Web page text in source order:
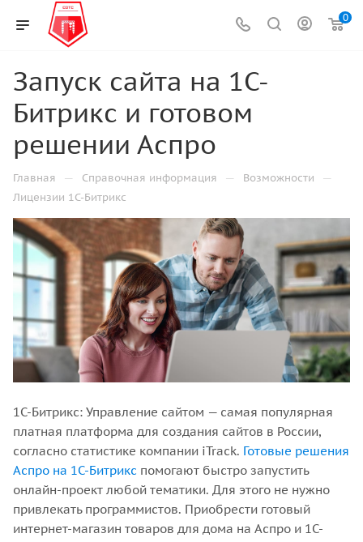
0
Запуск сайта на 1С-
Битрикс и готовом
решении Аспро
Главная — Справочная информация — Возможности —
Лицензии 1С-Битрикс
1C-Битрикс: Управление сайтом — самая популярная
платная платформа для создания сайтов в России,
согласно статистике компании iTrack. Готовые решения
Аспро на 1С-Битрикс помогают быстро запустить
онлайн-проект любой тематики. Для этого не нужно
привлекать программистов. Приобрести готовый
интернет-магазин товаров для дома на Аспро и 1С-